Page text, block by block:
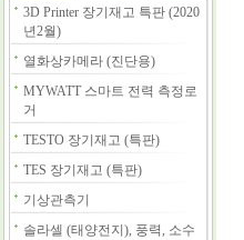
3D Printer 장기재고 특판 (2020
년2월)
열화상카메라 (진단용)
MYWATT 스마트 전력 측정로
거
TESTO 장기재고 (특판)
TES 장기재고 (특판)
기상관측기
솔라셀 (태양전지), 풍력, 소수